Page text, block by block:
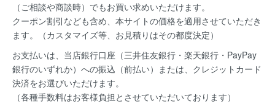
（ご相談や商談時）でもお買い求めいただけます。
クーポン割引なども含め、本サイトの価格を適用させていただき
ます。（カスタマイズ等、お見積りはその都度決定）
お支払いは、当店銀行口座（三井住友銀行・楽天銀行・PayPay
銀行のいずれか）への振込（前払い）または、クレジットカード
決済をお選びいただけます。
（各種手数料はお客様負担とさせていただいております）